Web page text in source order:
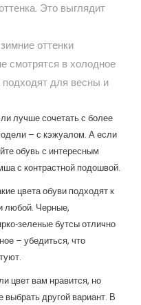
Это выглядит
оттенки
смотрятся в холодное
подходят для весны и
лучше сочетать с более
– с кэжуалом. А если
обувь с интересным
с контрастной подошвой.
цвета обуви подходят к
любой. Черные,
бутсы отлично
– убедиться, что
цвет вам нравится, но
другой вариант. В